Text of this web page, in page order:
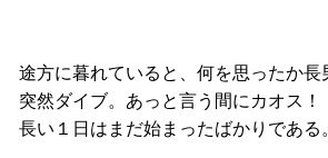
途方に暮れていると、何を思ったか長
突然ダイブ。あっと言う間にカオス！
長い１日はまだ始まったばかりである。